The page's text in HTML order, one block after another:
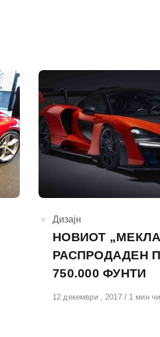
КАтегорија
Дизајн
НОВИОТ
РАСПРОДАДЕН
750.000 ФУНТИ
Објавено
12 декември , 2017 1 мин